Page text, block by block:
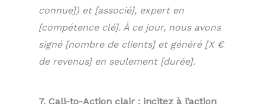
connue]) et [associé], expert en
[compétence clé]. À ce jour, nous avons
signé [nombre de clients] et généré [X €
de revenus] en seulement [durée].
7. Call-to-Action clair : incitez à l’action